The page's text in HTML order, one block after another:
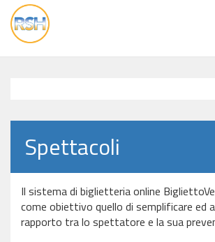
vai
alla
Spettacoli
Il sistema di biglietteria online
come obiettivo quello di semplificare ed
rapporto tra lo spettatore e la sua